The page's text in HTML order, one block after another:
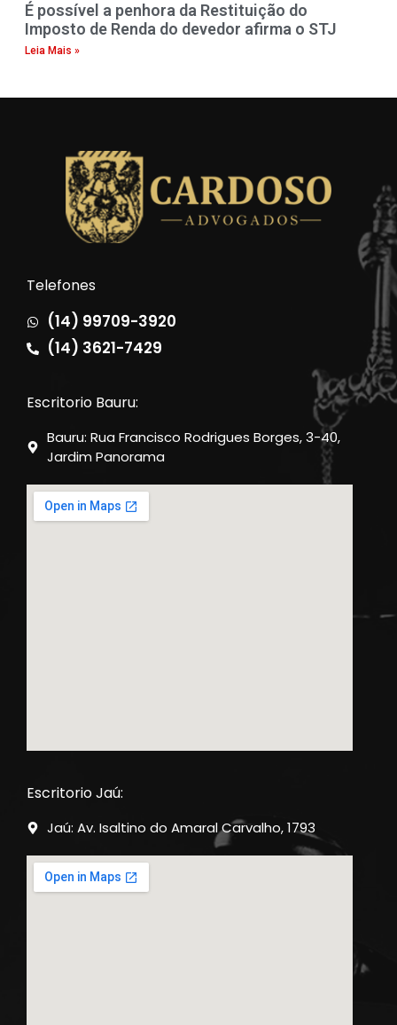
É possível a penhora da Restituição do
Imposto de Renda do devedor afirma o STJ
Leia Mais »
Telefones
(14) 99709-3920
(14) 3621-7429
Escritorio Bauru:
Bauru: Rua Francisco Rodrigues Borges, 3-40,
Jardim Panorama
Escritorio Jaú:
Jaú: Av. Isaltino do Amaral Carvalho, 1793